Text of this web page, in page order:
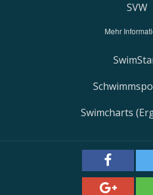
SVW
Mehr
Swimcharts